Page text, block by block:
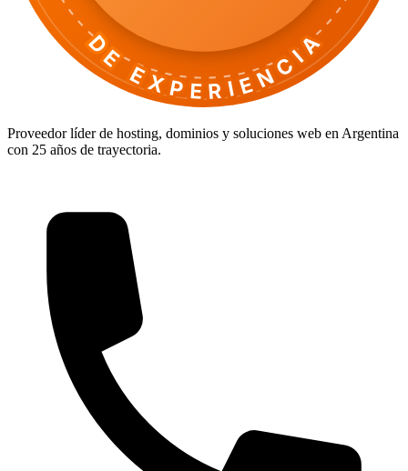
DE EXPERIENCIA
Proveedor líder de hosting, dominios y soluciones web en Argentina
con 25 años de trayectoria.